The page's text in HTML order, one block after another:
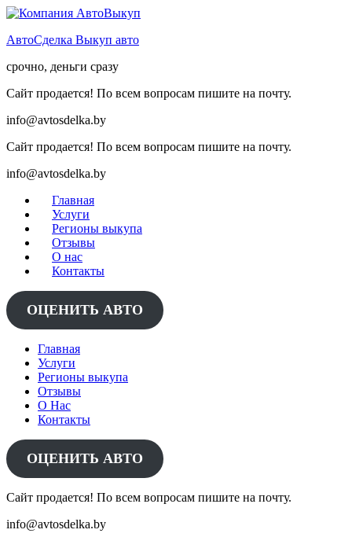
Skip
content
АвтоСделка Выкуп авто
срочно, деньги сразу
Сайт продается! По всем вопросам пишите на почту.
info@avtosdelka.by
Сайт продается! По всем вопросам пишите на почту.
info@avtosdelka.by
Главная
Услуги
Регионы выкупа
Отзывы
О нас
Контакты
ОЦЕНИТЬ АВТО
Главная
Услуги
Регионы выкупа
Отзывы
О Нас
Контакты
ОЦЕНИТЬ АВТО
Сайт продается! По всем вопросам пишите на почту.
info@avtosdelka.by